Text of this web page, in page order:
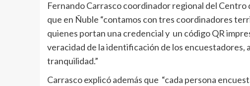
Fernando Carrasco coordinador regional del
que en Ñuble “contamos con tres coordinadores
quienes portan una credencial y un código QR
veracidad de la identificación de los encuestadores,
tranquilidad.”
Carrasco explicó además que “cada persona